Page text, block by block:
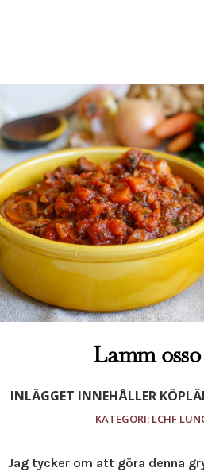
Lamm
INLÄGGET INNEHÅLLER
KATEGORI: LCHF
Jag tycker om att göra denna